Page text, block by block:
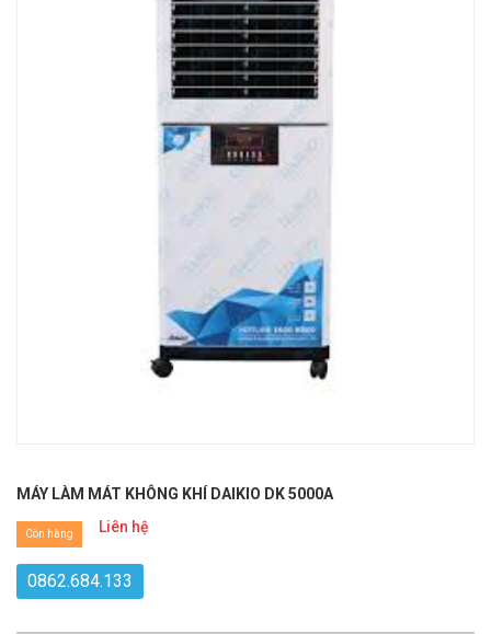
MÁY LÀM MÁT KHÔNG KHÍ DAIKIO DK 5000A
Liên hệ
Còn hàng
0862.684.133